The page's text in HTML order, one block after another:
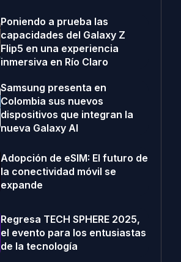
Poniendo a prueba las
capacidades del Galaxy Z
Flip5 en una experiencia
inmersiva en Río Claro
Samsung presenta en
Colombia sus nuevos
dispositivos que integran la
nueva Galaxy AI
Adopción de eSIM: El futuro de
la conectividad móvil se
expande
Regresa TECH SPHERE 2025,
el evento para los entusiastas
de la tecnología